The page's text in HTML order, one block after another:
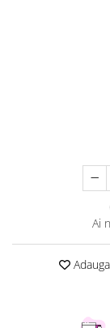
Scule electrice si
Silicon, spume
Uscatoare rufe
Utilaje si
Laptop, Tablete
Accesorii tablete
Telefoane Mobile
Electrocasnice &
Ai